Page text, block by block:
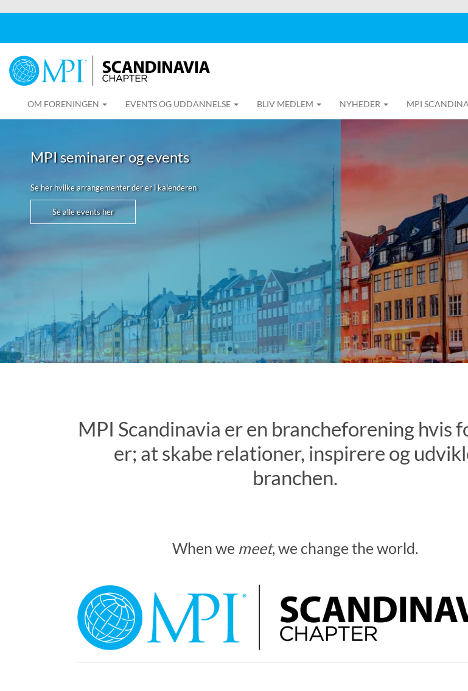
OM FORENINGEN EVENTS OG UDDANNELSE BLIV MEDLEM NYHEDER MPI
MPI seminarer og events
Se her hvilke arrangementer der er i kalenderen
Se alle events her
MPI Scandinavia er en brancheforening hvis
er; at skabe relationer, inspirere og
branchen.
When we meet, we change the world.